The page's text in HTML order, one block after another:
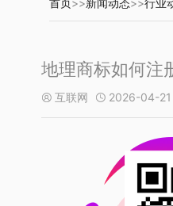
首页 >>新闻动态>>行业
地理商标如何注
 互联网  2026-04-21